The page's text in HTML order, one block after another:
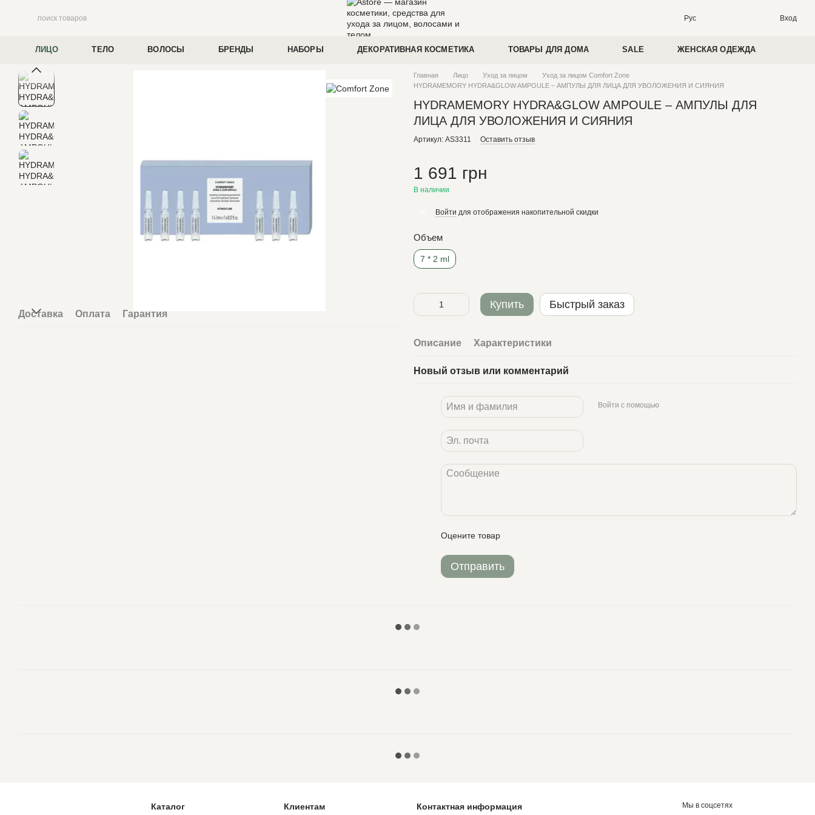
Рус Вход
ЛИЦО ТЕЛО ВОЛОСЫ БРЕНДЫ НАБОРЫ ДЕКОРАТИВНАЯ КОСМЕТИКА ТОВАРЫ ДЛЯ ДОМА SALE ЖЕНСКАЯ ОДЕЖДА
Доставка Оплата Гарантия
Главная Лицо Уход за лицом
Уход за лицом Comfort Zone
HYDRAMEMORY HYDRA&GLOW AMPOULE – АМПУЛЫ ДЛЯ ЛИЦА ДЛЯ УВОЛОЖЕНИЯ И СИЯНИЯ
HYDRAMEMORY HYDRA&GLOW AMPOULE – АМПУЛЫ ДЛЯ
ЛИЦА ДЛЯ УВОЛОЖЕНИЯ И СИЯНИЯ
Артикул: AS3311 Оставить отзыв
1 691 грн
В наличии
Войти для отображения накопительной скидки
Объем
7 * 2 ml
Купить Быстрый заказ
Описание Характеристики
Новый отзыв или комментарий
Войти с помощью
Оцените товар
Отправить
Каталог Клиентам Контактная информация Мы в соцсетях